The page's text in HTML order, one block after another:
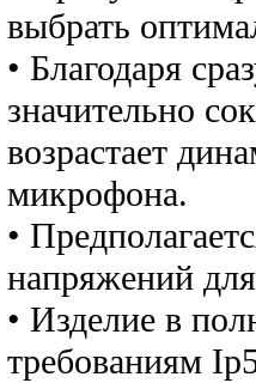
выбрать
• Благодаря
значительно
возрастает
микрофона.
•
напряжений
• Изделие в
требованиям